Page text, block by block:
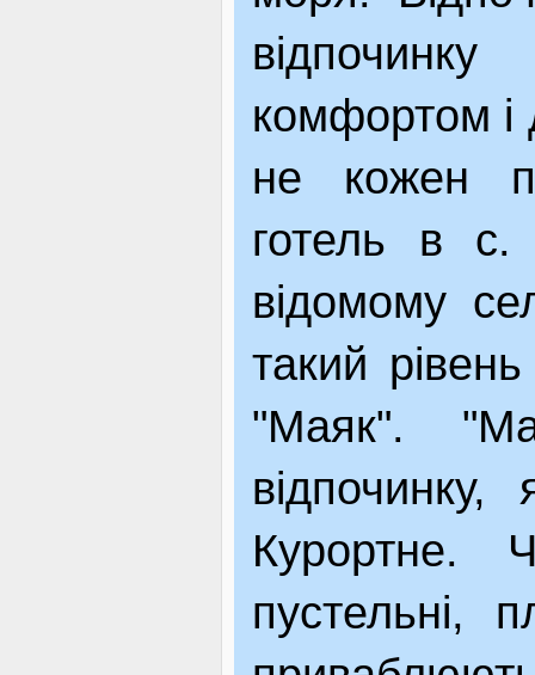
комфортом і
не кожен
готель в
відомому
такий
"Маяк".
Курортне.
пустельні,